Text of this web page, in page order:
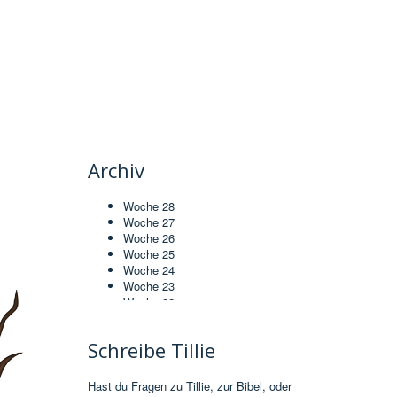
Archiv
Woche 28
Woche 27
Woche 26
Woche 25
Woche 24
Woche 23
Woche 22
Woche 19
Woche 17
Schreibe Tillie
Hast du Fragen zu Tillie, zur Bibel, oder